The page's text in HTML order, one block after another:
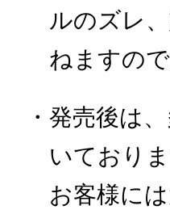
ルのズレ
ねますの
・発売後は
いておりま
お客様に